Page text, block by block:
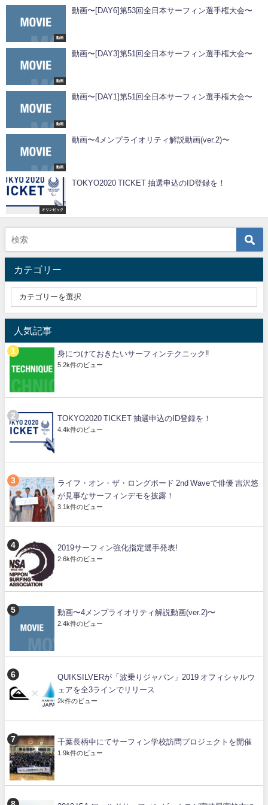
動画
動画〜[DAY6]第53回全日本サーフィン選手権大会〜
動画
動画〜[DAY3]第51回全日本サーフィン選手権大会〜
動画
動画〜[DAY1]第51回全日本サーフィン選手権大会〜
動画
動画〜4メンプライオリティ解説動画(ver.2)〜
オリンピック
TOKYO2020 TICKET 抽選申込のID登録を！
カテゴリー
人気記事
身につけておきたいサーフィンテクニック‼️
5.2k件のビュー
TOKYO2020 TICKET 抽選申込のID登録を！
4.4k件のビュー
ライフ・オン・ザ・ロングボード 2nd Waveで俳優 吉沢悠
が見事なサーフィンデモを披露！
3.1k件のビュー
2019サーフィン強化指定選手発表!
2.6k件のビュー
動画〜4メンプライオリティ解説動画(ver.2)〜
2.4k件のビュー
QUIKSILVERが「波乗りジャパン」2019 オフィシャルウ
ェアを全3ラインでリリース
2k件のビュー
千葉長柄中にてサーフィン学校訪問プロジェクトを開催
1.9k件のビュー